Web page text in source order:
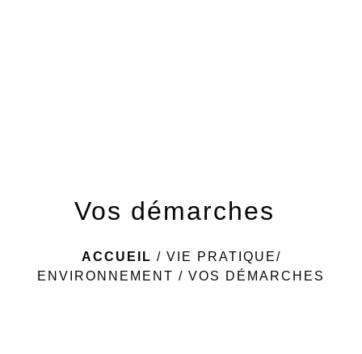
Vos démarches
ACCUEIL / VIE PRATIQUE/
ENVIRONNEMENT / VOS DÉMARCHES